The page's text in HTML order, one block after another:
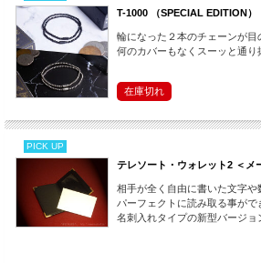
動画の参考演技のように「相手の描いた絵が
不思議なマジックはもちろん、普通に白紙を
ストを出現させたり、白いカードがトランプ
使い方でも大活躍します。（もちろん全てじ
す。）
WOWをまだお持ちでない方は初めての
ちなみに使用する白紙は画用紙などを適切な
も構いませんが、ポーカーサイズのトランプ
すので、こちらの
両面真っ白のトランプや、
われるとスマートかと思います。
（※この商品は製作に時間がかかる為、製造
T-1000 （SPECIAL EDITION）
輪になった２本のチェーンが目
何のカバーもなくスーッと通り
在庫切れ
PICK UP
テレソート・ウォレット2 ＜メ
相手が全く自由に書いた文字や
パーフェクトに読み取る事がで
名刺入れタイプの新型バージョ